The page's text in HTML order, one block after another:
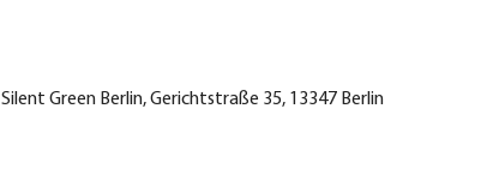
Silent Green Berlin, Gerichtstraße 35, 13347 Berlin